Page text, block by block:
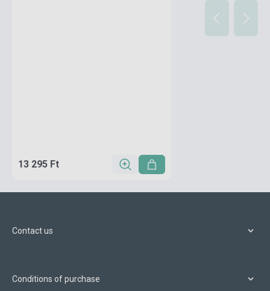
13 295 Ft
Contact us
Conditions of purchase